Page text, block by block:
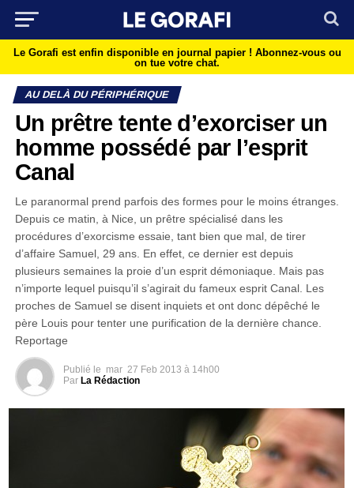
Le Gorafi est enfin disponible en journal papier ! Abonnez-vous ou
on tue votre chat.
AU DELÀ DU PÉRIPHÉRIQUE
Un prêtre tente d’exorciser un
homme possédé par l’esprit
Canal
Le paranormal prend parfois des formes pour le moins étranges.
Depuis ce matin, à Nice, un prêtre spécialisé dans les
procédures d’exorcisme essaie, tant bien que mal, de tirer
d’affaire Samuel, 29 ans. En effet, ce dernier est depuis
plusieurs semaines la proie d’un esprit démoniaque. Mais pas
n’importe lequel puisqu’il s’agirait du fameux esprit Canal. Les
proches de Samuel se disent inquiets et ont donc dépêché le
père Louis pour tenter une purification de la dernière chance.
Reportage
Publié le mar 27 Feb 2013 à 14h00
Par La Rédaction